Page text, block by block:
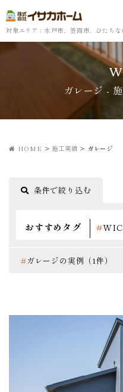
対象エリア：水戸市、笠間市、ひたちな
ガレージ -
HOME >施工実績 > ガレージ
条件で絞り込む
おすすめタグ #WIC
#アメリカンスタイル
シン
#
ダイニングキッチン
ナチュラルスタイル
#ガレージの実例（1件）